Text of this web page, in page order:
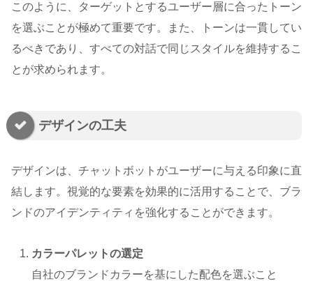
このように、ターゲットとするユーザー層に合ったトーン
を選ぶことが極めて重要です。また、トーンは一貫してい
るべきであり、すべての対話で同じスタイルを維持するこ
とが求められます。
デザインの工夫
デザインは、チャットボットがユーザーに与える印象に直
結します。視覚的な要素を効果的に活用することで、ブラ
ンドのアイデンティティを強化することができます。
カラーパレットの選定
自社のブランドカラーを基にした配色を選ぶこと